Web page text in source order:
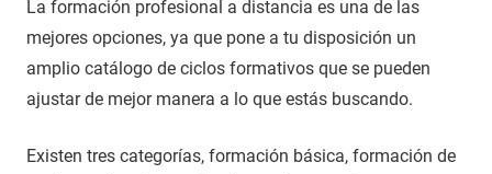
La formación profesional a distancia es una de las
mejores opciones, ya que pone a tu disposición un
amplio catálogo de ciclos formativos que se pueden
ajustar de mejor manera a lo que estás buscando.
Existen tres categorías, formación básica, formación de